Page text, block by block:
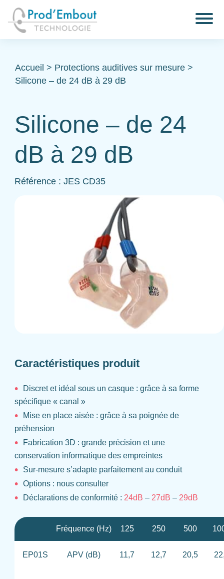
Accueil > Protections auditives sur mesure >
Silicone – de 24 dB à 29 dB
Silicone – de 24
dB à 29 dB
Référence : JES CD35
Caractéristiques produit
Discret et idéal sous un casque : grâce à sa forme
spécifique « canal »
Mise en place aisée : grâce à sa poignée de
préhension
Fabrication 3D : grande précision et une
conservation informatique des empreintes
Sur-mesure s’adapte parfaitement au conduit
Options : nous consulter
Déclarations de conformité : 24dB – 27dB – 29dB
Fréquence (Hz) 125 250 500
EP01S APV (dB) 11,7 12,7 20,5